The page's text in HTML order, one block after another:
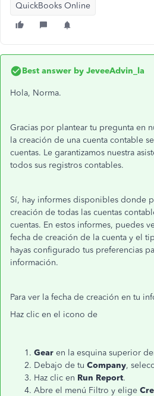
QuickBooks Online
Best answer by JeveeAdvin_la
Hola, Norma.
Gracias por plantear tu pregunta en
la creación de una cuenta contable
cuentas. Le garantizamos nuestra
todos sus registros contables.
Sí, hay informes disponibles donde
creación de todas las cuentas
cuentas. En estos informes, puedes
fecha de creación de la cuenta y el
hayas configurado tus preferencias
información.
Para ver la fecha de creación en tu
Haz clic en el icono de
Gear en la esquina superior
Debajo de tu Company,
Haz clic en Run Report.
Abre el menú Filtro y elige